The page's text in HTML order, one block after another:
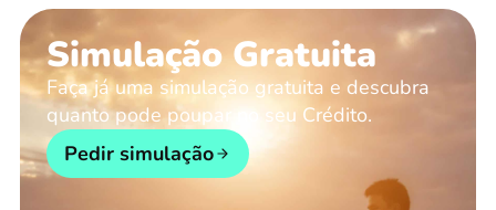
Simulação Gratuita
Faça já uma simulação gratuita e descubra
quanto pode poupar no seu Crédito.
Pedir simulação